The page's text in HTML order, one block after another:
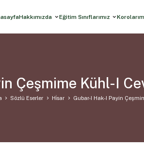
Hakkımızda Eğitim Sınıflarımız
Çeşmime Kühl-I
Sözlü Eserler Hi̇sar Gubar-I Hak-I Payin